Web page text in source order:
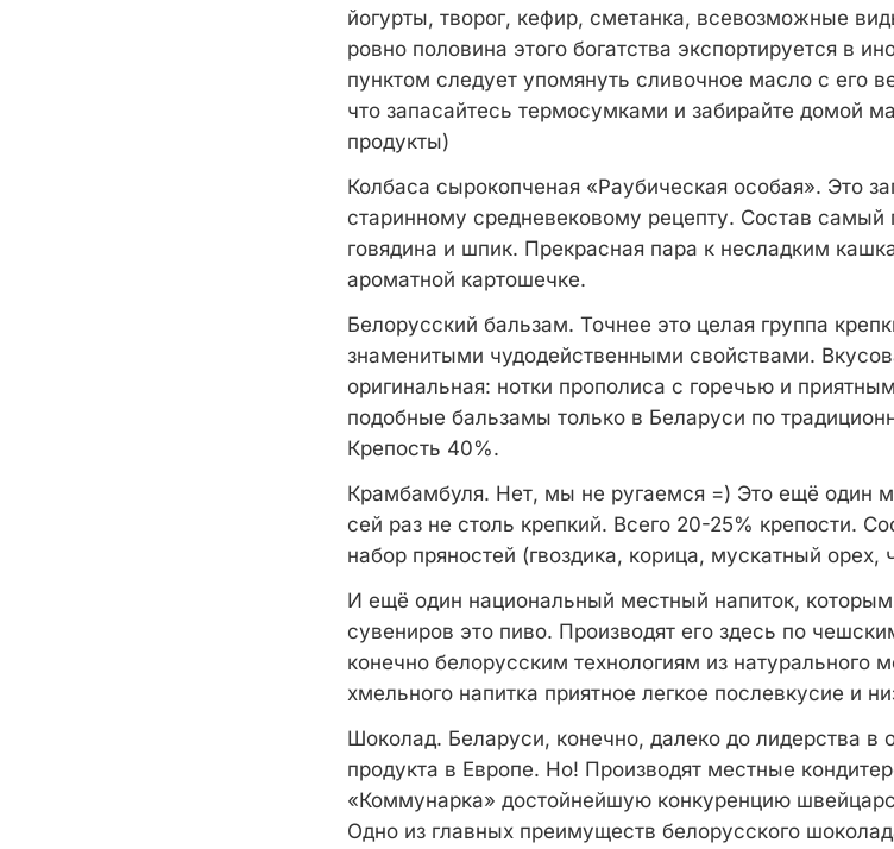
йогурты, творог, кефир, сметанка, всевозможные
ровно половина этого богатства экспортируется в
пунктом следует упомянуть сливочное масло с его
что запасайтесь термосумками и забирайте домой
продукты)
Колбаса сырокопченая «Раубическая особая». Это
старинному средневековому рецепту. Состав самый
говядина и шпик. Прекрасная пара к несладким
ароматной картошечке.
Белорусский бальзам. Точнее это целая группа
знаменитыми чудодейственными свойствами.
оригинальная: нотки прополиса с горечью и
подобные бальзамы только в Беларуси по
Крепость 40%.
Крамбамбуля. Нет, мы не ругаемся =) Это ещё один
сей раз не столь крепкий. Всего 20-25% крепости.
набор пряностей (гвоздика, корица, мускатный орех,
И ещё один национальный местный напиток,
сувениров это пиво. Производят его здесь по
конечно белорусским технологиям из натурального
хмельного напитка приятное легкое послевкусие и
Шоколад. Беларуси, конечно, далеко до лидерства в
продукта в Европе. Но! Производят местные
«Коммунарка» достойнейшую конкуренцию
Одно из главных преимуществ белорусского